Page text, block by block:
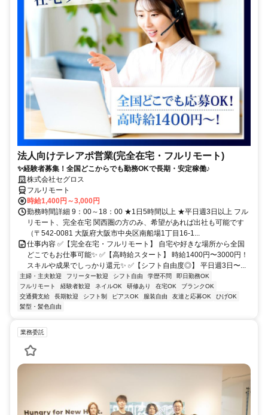
法人向けテレアポ営業(完全在宅・フルリモート)
✨経験者募集！全国どこからでも勤務OKで長期・安定稼働♪
株式会社セグロス
フルリモート
時給1,400円～3,000円
勤務時間詳細 9：00～18：00 ★1日5時間以上 ★平日週3日以上 フル
リモート、完全在宅 関西圏の方のみ、希望があれば出社も可能です
（〒542-0081 大阪府大阪市中央区南船場1丁目16-1...
仕事内容 ✅【完全在宅・フルリモート】 自宅や好きな場所から全国
どこでもお仕事可能✨ ✅【高時給スタート】 時給1400円〜3000円！
スキルや成果でしっかり還元✨ ✅【シフト自由度◎】 平日週3日〜...
主婦・主夫歓迎 フリーター歓迎 シフト自由 学歴不問
即日勤務OK
フルリモート
経験者歓迎 ネイルOK 研修あり 在宅OK
ブランクOK
交通費支給
長期歓迎 シフト制 ピアスOK 服装自由 友達と応募OK
ひげOK
髪型・髪色自由
業務委託